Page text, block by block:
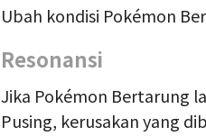
Ubah kondisi Pokémon
Resonansi
Jika Pokémon Bertarung
Pusing, kerusakan yang